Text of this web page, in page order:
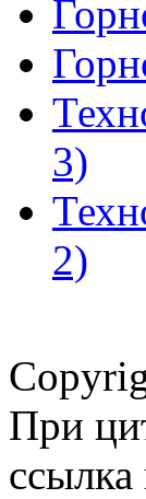
3)
2)
При
ссылка